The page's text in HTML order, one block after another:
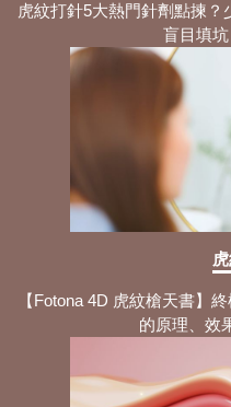
虎紋打針5大熱門針劑點揀
盲目填
【Fotona 4D 虎紋槍天書】
的原理、效